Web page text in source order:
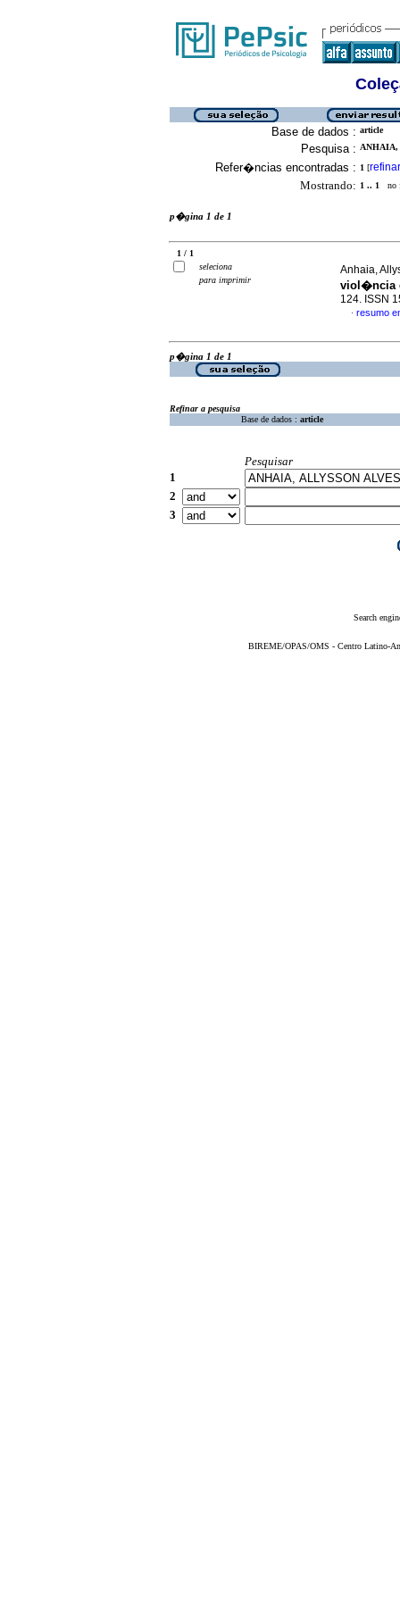
Base de dados : article
Pesquisa : ANHAIA,
Refer�ncias encontradas : 1 [refinar
Mostrando: 1 .. 1 no
p�gina 1 de 1
1 / 1
seleciona
para imprimir
Anhaia,
viol�ncia
124. ISSN
· resumo
p�gina 1 de 1
Refinar a pesquisa
Base de dados : article
Pesquisar
1
2
3
Search
BIREME/OPAS/OMS - Centro Latino-